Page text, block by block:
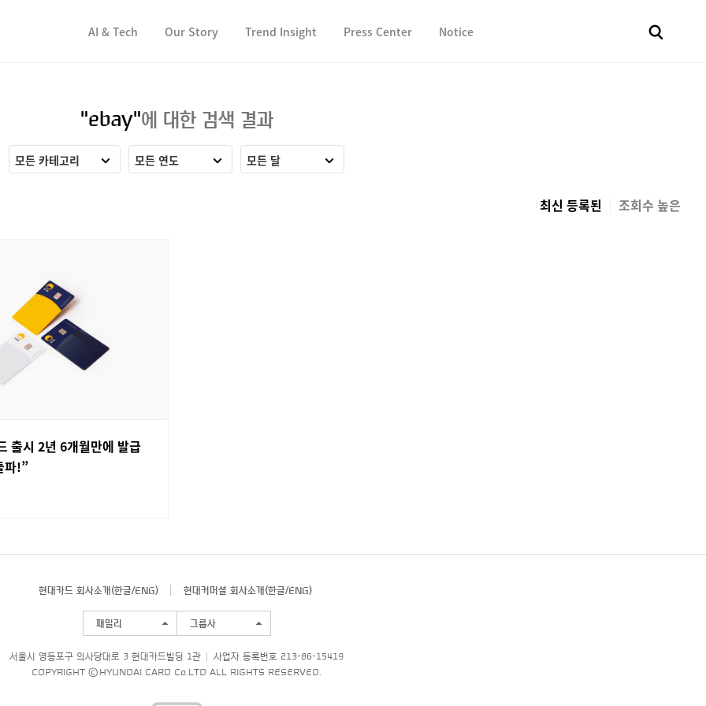
AI & Tech Our Story Trend Insight Press Center Notice
"ebay"에 대한 검색 결과
모든 카테고리 모든 연도 모든 달
최신 등록된 조회수 높은
출시 2년 6개월만에 발급
파!”
현대카드 회사소개(한글/ENG) 현대커머셜 회사소개(한글/ENG)
패밀리 그룹사
서울시 영등포구 의사당대로 3 현대카드빌딩 1관
사업자 등록번호 213-86-15419
COPYRIGHT © HYUNDAI CARD Co.LTD ALL RIGHTS RESERVED.